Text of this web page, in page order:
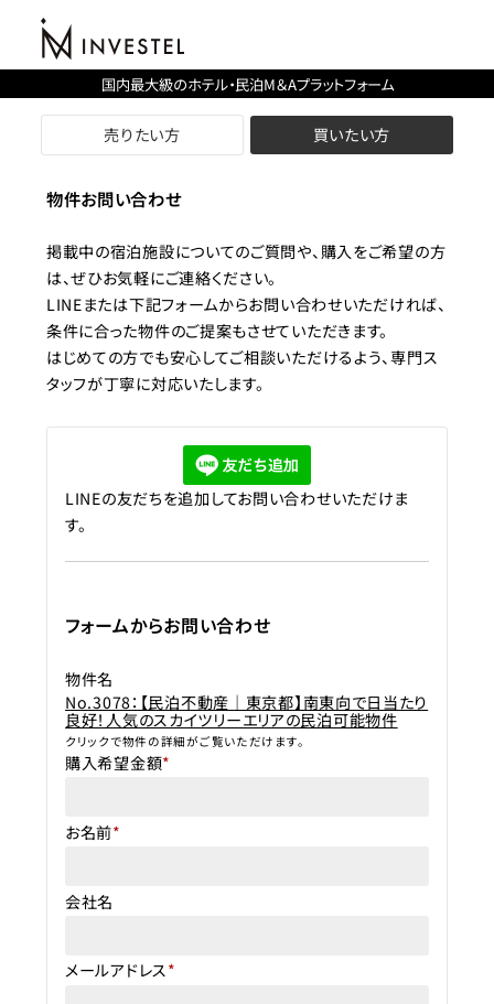
国内最大級のホテル・民泊M＆Aプラットフォーム
売りたい方 買いたい方
物件お問い合わせ
掲載中の宿泊施設についてのご質問や、購入をご希望の方
は、ぜひお気軽にご連絡ください。
LINEまたは下記フォームからお問い合わせいただければ、
条件に合った物件のご提案もさせていただきます。
はじめての方でも安心してご相談いただけるよう、専門ス
タッフが丁寧に対応いたします。
LINEの友だちを追加してお問い合わせいただけま
す。
フォームからお問い合わせ
物件名
No.3078：【民泊不動産｜東京都】南東向で日当たり
良好！人気のスカイツリーエリアの民泊可能物件
クリックで物件の詳細がご覧いただけます。
購入希望金額*
お名前*
会社名
メールアドレス*